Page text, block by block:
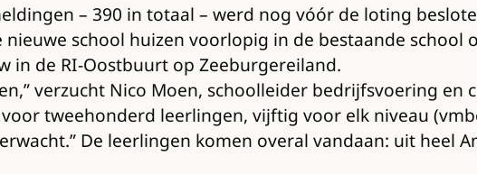
– 390 in totaal – werd nog vóór de loting
school huizen voorlopig in de bestaande school
in de RI-Oostbuurt op Zeeburgereiland.
verzucht Nico Moen, schoolleider bedrijfsvoering en
tweehonderd leerlingen, vijftig voor elk niveau
De leerlingen komen overal vandaan: uit heel